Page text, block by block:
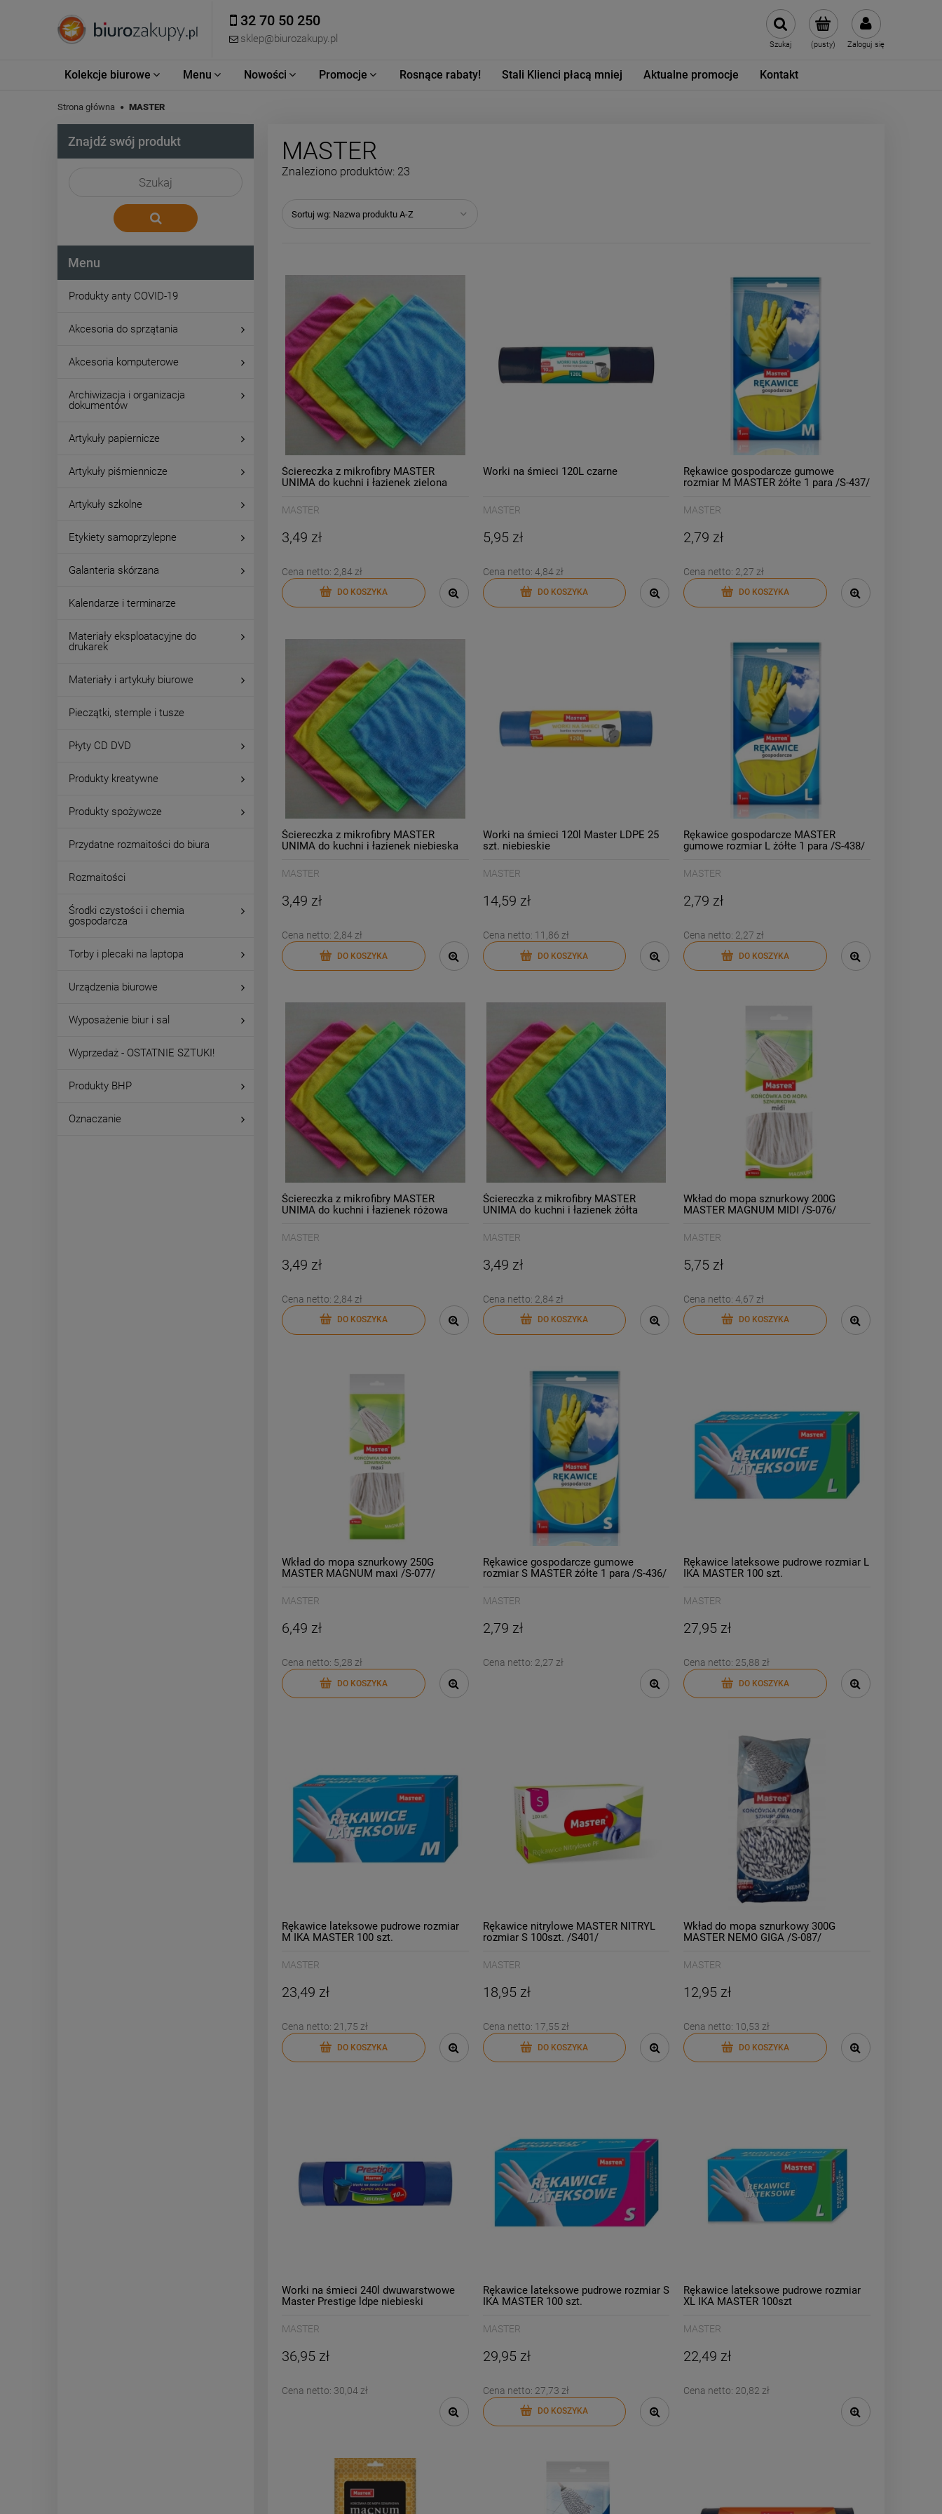
32 70 50 250
sklep@biurozakupy.pl (pusty) Zaloguj się
Szukaj
Kolekcje biurowe Menu Nowości Promocje Rosnące rabaty! Stali Klienci płacą mniej Aktualne promocje Kontakt
Strona główna MASTER
Znajdź swój produkt
Menu
Produkty anty COVID-19
Akcesoria do sprzątania
Akcesoria komputerowe
Archiwizacja i organizacja
dokumentów
Artykuły papiernicze
Artykuły piśmiennicze
Artykuły szkolne
Etykiety samoprzylepne
Galanteria skórzana
Kalendarze i terminarze
Materiały eksploatacyjne do
drukarek
Materiały i artykuły biurowe
Pieczątki, stemple i tusze
Płyty CD DVD
Produkty kreatywne
Produkty spożywcze
Przydatne rozmaitości do biura
Rozmaitości
Środki czystości i chemia
gospodarcza
Torby i plecaki na laptopa
Urządzenia biurowe
Wyposażenie biur i sal
Wyprzedaż - OSTATNIE SZTUKI!
Produkty BHP
Oznaczanie
MASTER
Znaleziono produktów: 23
Sortuj wg: Nazwa produktu A-Z
Ściereczka z mikrofibry MASTER
UNIMA do kuchni i łazienek zielona
MASTER
3,49 zł
Cena netto: 2,84 zł
DO KOSZYKA
Worki na śmieci 120L czarne
MASTER
5,95 zł
Cena netto: 4,84 zł
DO KOSZYKA
Rękawice gospodarcze gumowe
rozmiar M MASTER żółte 1 para /S-437/
MASTER
2,79 zł
Cena netto: 2,27 zł
DO KOSZYKA
Ściereczka z mikrofibry MASTER
UNIMA do kuchni i łazienek niebieska
MASTER
3,49 zł
Cena netto: 2,84 zł
DO KOSZYKA
Worki na śmieci 120l Master LDPE 25
szt. niebieskie
MASTER
14,59 zł
Cena netto: 11,86 zł
DO KOSZYKA
Rękawice gospodarcze MASTER
gumowe rozmiar L żółte 1 para /S-438/
MASTER
2,79 zł
Cena netto: 2,27 zł
DO KOSZYKA
Ściereczka z mikrofibry MASTER
UNIMA do kuchni i łazienek różowa
MASTER
3,49 zł
Cena netto: 2,84 zł
DO KOSZYKA
Ściereczka z mikrofibry MASTER
UNIMA do kuchni i łazienek żółta
MASTER
3,49 zł
Cena netto: 2,84 zł
DO KOSZYKA
Wkład do mopa sznurkowy 200G
MASTER MAGNUM MIDI /S-076/
MASTER
5,75 zł
Cena netto:4,67 zł
DO KOSZYKA
Wkład do mopa sznurkowy 250G
MASTER MAGNUM maxi /S-077/
MASTER
6,49 zł
Cena netto: 5,28 zł
DO KOSZYKA
Rękawice gospodarcze gumowe
rozmiar S MASTER żółte 1 para /S-436/
MASTER
2,79 zł
Cena netto: 2,27 zł
Rękawice lateksowe pudrowe rozmiar L
IKA MASTER 100 szt.
MASTER
27,95 zł
Cena netto: 25,88 zł
DO KOSZYKA
Rękawice lateksowe pudrowe rozmiar
M IKA MASTER 100 szt.
MASTER
23,49 zł
Cena netto: 21,75 zł
DO KOSZYKA
Rękawice nitrylowe MASTER NITRYL
rozmiar S 100szt. /S401/
MASTER
18,95 zł
Cena netto: 17,55 zł
DO KOSZYKA
Wkład do mopa sznurkowy 300G
MASTER NEMO GIGA /S-087/
MASTER
12,95 zł
Cena netto: 10,53 zł
DO KOSZYKA
Worki na śmieci 240l dwuwarstwowe
Master Prestige ldpe niebieski
MASTER
36,95 zł
Cena netto: 30,04 zł
Rękawice lateksowe pudrowe rozmiar S
IKA MASTER 100 szt.
MASTER
29,95 zł
Cena netto: 27,73 zł
DO KOSZYKA
Rękawice lateksowe pudrowe rozmiar
XL IKA MASTER 100szt
MASTER
22,49 zł
Cena netto: 20,82 zł